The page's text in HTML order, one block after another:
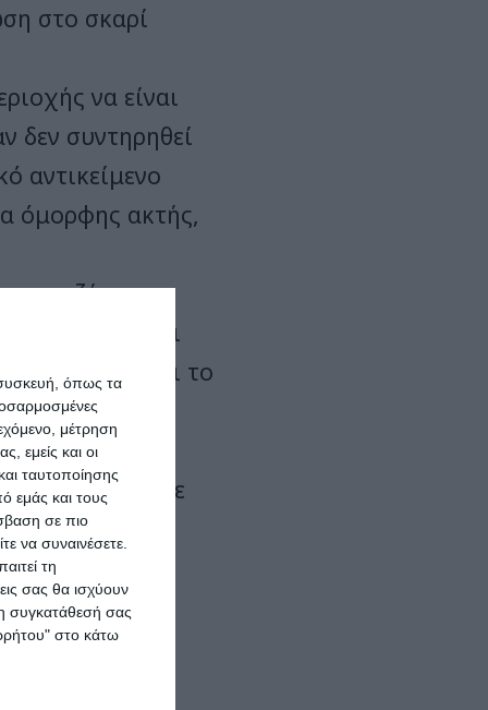
όπως τα
μέτρηση
εμείς και οι
ταυτοποίησης
εμάς και τους
σε πιο
να συναινέσετε.
τη
σας θα ισχύουν
συγκατάθεσή σας
στο κάτω
στο σκαρί
να είναι
δεν συντηρηθεί
αντικείμενο
όμορφης ακτής,
συζήτησης
χρόνος είναι
βάρος μας και το
προσοχής.
με τις
να οδηγεί σε